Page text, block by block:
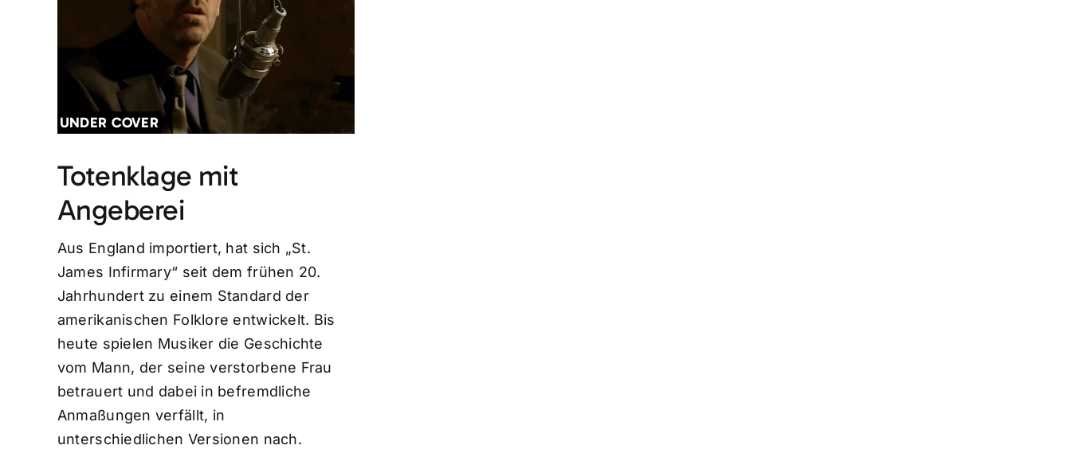
UNDER COVER
Totenklage mit
Angeberei
Aus England importiert, hat sich „St.
James Infirmary“ seit dem frühen 20.
Jahrhundert zu einem Standard der
amerikanischen Folklore entwickelt. Bis
heute spielen Musiker die Geschichte
vom Mann, der seine verstorbene Frau
betrauert und dabei in befremdliche
Anmaßungen verfällt, in
unterschiedlichen Versionen nach.